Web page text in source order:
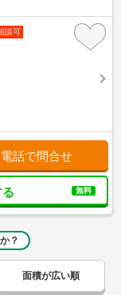
談可
電話で問合せ
無料
？
面積が広い順